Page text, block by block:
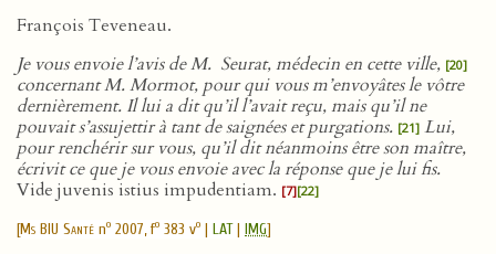
François Teveneau.
Je vous envoie l’avis de M. Seurat, médecin en cette ville, [20]
concernant M. Mormot, pour qui vous m’envoyâtes le vôtre
dernièrement. Il lui a dit qu’il l’avait reçu, mais qu’il ne
pouvait s’assujettir à tant de saignées et purgations. [21] Lui,
pour renchérir sur vous, qu’il dit néanmoins être son maître,
écrivit ce que je vous envoie avec la réponse que je lui fis.
Vide juvenis istius impudentiam. [7][22]
[Ms BIU Santé no 2007, fo 383 vo | LAT| IMG]